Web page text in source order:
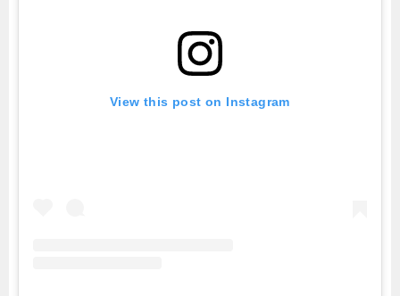
View this post on Instagram